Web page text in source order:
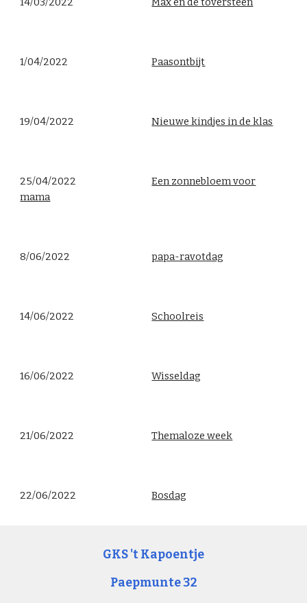
1/04/2022 Paasontbijt
19/04/2022 Nieuwe kindjes in de klas
25/04/2022
Een zonnebloem voor
mama
8/06/2022 papa-ravotdag
14/06/2022 Schoolreis
16/06/2022 Wisseldag
21/06/2022 Themaloze week
22/06/2022 Bosdag
GKS 't Kapoentje
Paepmunte 32